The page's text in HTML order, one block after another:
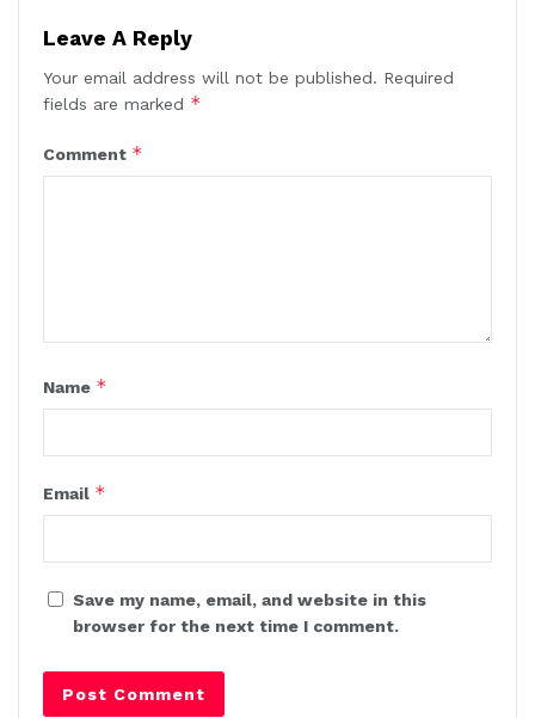
Leave A Reply
Your email address will not be published. Required
fields are marked *
Comment *
Name *
Email *
Save my name, email, and website in this
browser for the next time I comment.